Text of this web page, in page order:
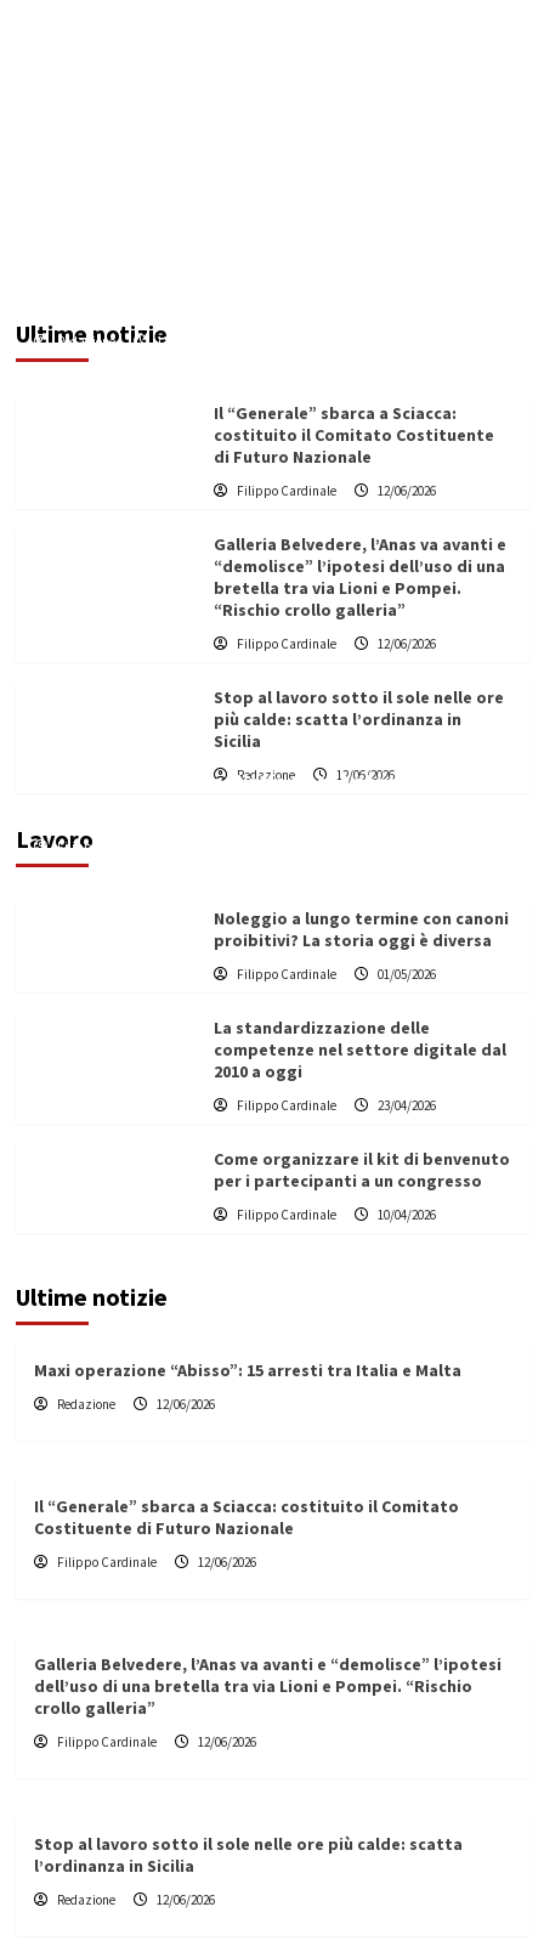
Ultime notizie
Redazione 12/06/2026
Il “Generale” sbarca a Sciacca:
costituito il Comitato Costituente
di Futuro Nazionale
Filippo Cardinale 12/06/2026
Galleria Belvedere, l’Anas va avanti e
“demolisce” l’ipotesi dell’uso di una
bretella tra via Lioni e Pompei.
“Rischio crollo galleria”
Filippo Cardinale 12/06/2026
Stop al lavoro sotto il sole nelle ore
più calde: scatta l’ordinanza in
Sicilia
Redazione 12/06/2026
Lavoro
Vino in Italia: il giro d’affari contribuisce
Filippo Cardinale
Noleggio a lungo termine con canoni
proibitivi? La storia oggi è diversa
Filippo Cardinale 01/05/2026
La standardizzazione delle
competenze nel settore digitale dal
2010 a oggi
Filippo Cardinale 23/04/2026
Come organizzare il kit di benvenuto
per i partecipanti a un congresso
Filippo Cardinale 10/04/2026
Ultime notizie
Maxi operazione “Abisso”: 15 arresti tra Italia e Malta
Redazione 12/06/2026
Il “Generale” sbarca a Sciacca: costituito il Comitato
Costituente di Futuro Nazionale
Filippo Cardinale 12/06/2026
Galleria Belvedere, l’Anas va avanti e “demolisce” l’ipotesi
dell’uso di una bretella tra via Lioni e Pompei. “Rischio
crollo galleria”
Filippo Cardinale 12/06/2026
Stop al lavoro sotto il sole nelle ore più calde: scatta
l’ordinanza in Sicilia
Redazione 12/06/2026